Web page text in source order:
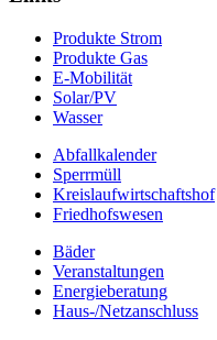
Produkte Strom
Produkte Gas
E-Mobilität
Solar/PV
Wasser
Abfallkalender
Sperrmüll
Kreislaufwirtschaftshof
Friedhofswesen
Bäder
Veranstaltungen
Energieberatung
Haus-/Netzanschluss